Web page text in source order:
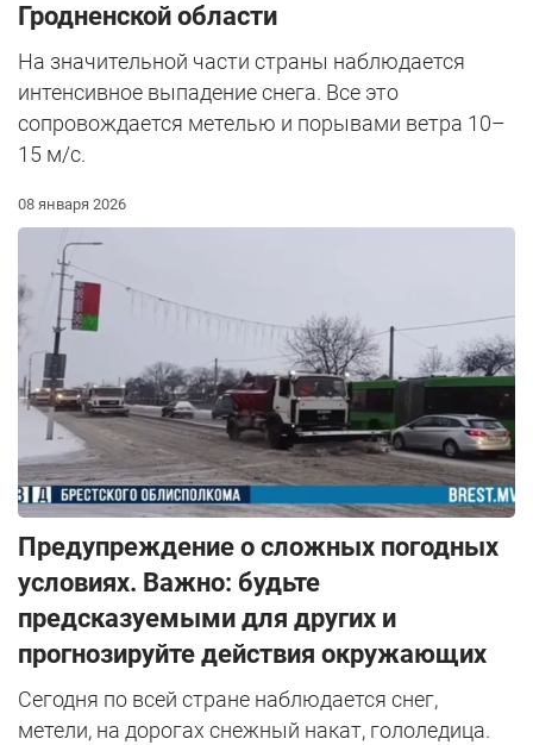
Гродненской области
На значительной части страны наблюдается
интенсивное выпадение снега. Все это
сопровождается метелью и порывами ветра 10–
15 м/с.
08 января 2026
Предупреждение о сложных погодных
условиях. Важно: будьте
предсказуемыми для других и
прогнозируйте действия окружающих
Сегодня по всей стране наблюдается снег,
метели, на дорогах снежный накат, гололедица.